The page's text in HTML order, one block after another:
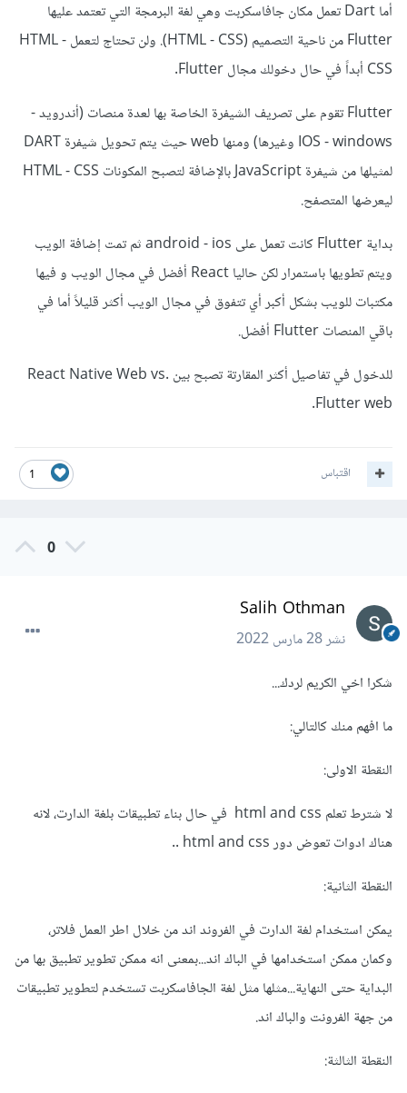
أما Dart تعمل مكان جافاسكربت وهي لغة البرمجة التي تعتمد عليها
Flutter من ناحية التصميم (HTML - CSS). ولن تحتاج لتعمل HTML -
CSS أبداً في حال دخولك مجال Flutter.
Flutter تقوم على تصريف الشيفرة الخاصة بها لعدة منصات (أندرويد -
IOS - windows وغيرها) ومنها web حيث يتم تحويل شيفرة DART
لمثيلها من شيفرة JavaScript بالإضافة لتصبح المكونات HTML - CSS
ليعرضها المتصفح.
بداية Flutter كانت تعمل على android - ios ثم تمت إضافة الويب
ويتم تطويها باستمرار لكن حاليا React أفضل في مجال الويب و فيها
مكتبات للويب بشكل أكبر أي تتفوق في مجال الويب أكثر قليلاً أما في
باقي المنصات Flutter أفضل.
للدخول في تفاصيل أكثر المقارتة تصبح بين React Native Web vs.
Flutter web.
1 اقتباس
0
Salih Othman
نشر28 مارس 2022
شكرا اخي الكريم لردك...
ما افهم منك كالتالي:
النقطة الاولى:
لا شترط تعلم html and css في حال بناء تطبيقات بلغة الدارت، لانه
هناك ادوات تعوض دور html and css ..
النقطة الثانية:
يمكن استخدام لغة الدارت في الفروند اند من خلال اطر العمل فلاتر،
وكمان ممكن استخدامها في الباك اند...بمعنى انه ممكن تطوير تطبيق بها من
البداية حتى النهاية...مثلها مثل لغة الجافاسكربت تستخدم لتطوير تطبيقات
من جهة الفرونت والباك اند.
النقطة الثالثة: